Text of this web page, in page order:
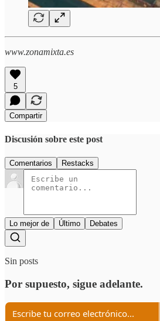
www.zonamixta.es
5
Compartir
Discusión sobre este post
Comentarios Restacks
Lo mejor de Último Debates
Sin posts
Por supuesto, sigue adelante.